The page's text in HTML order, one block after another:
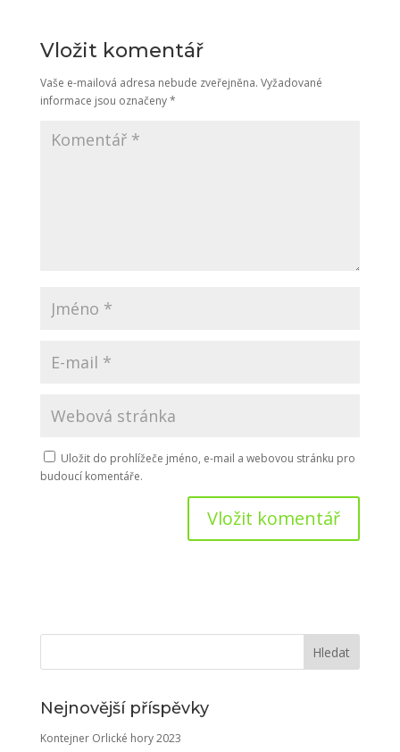
Vložit komentář
Vaše e-mailová adresa nebude zveřejněna. Vyžadované
informace jsou označeny*
Uložit do prohlížeče jméno, e-mail a webovou stránku pro
budoucí komentáře.
Nejnovější příspěvky
Kontejner Orlické hory 2023